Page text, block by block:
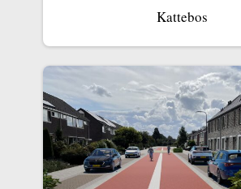
Kattebos